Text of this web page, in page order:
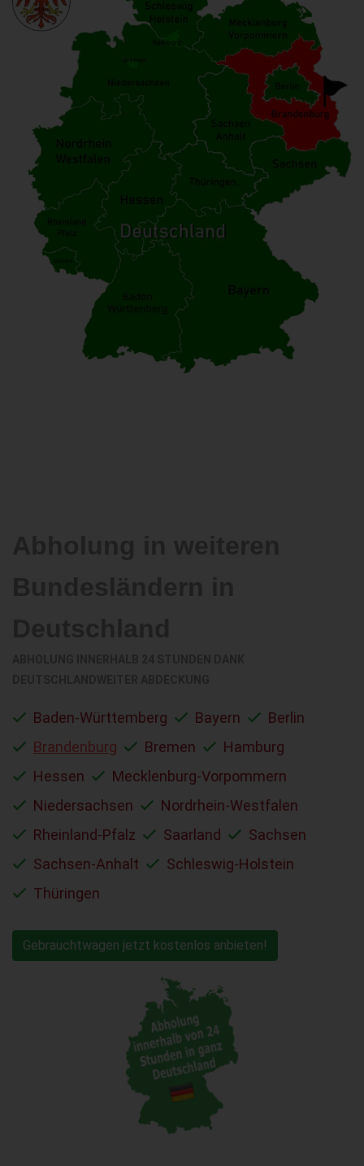
Baden-Württemberg Bayern
Berlin
Brandenburg
Bremen
Hamburg
Hessen
Mecklenburg-Vorpommern
Niedersachsen
Nordrhein-Westfalen
Rheinland-Pfalz
Saarland
Sachsen
Sachsen-Anhalt
Schleswig-Holstein
Thüringen
Gebrauchtwagen jetzt kostenlos anbieten!